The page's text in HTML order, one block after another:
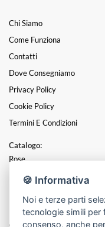
Chi Siamo
Come Funziona
Contatti
Dove Consegniamo
Privacy Policy
Cookie Policy
Termini E Condizioni
Catalogo:
Rose
Bouquet
Flower Box
🍪 Informativa
Noi e terze parti
tecnologie simili per
consenso, anche